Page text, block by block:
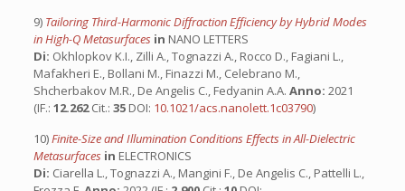
9) Tailoring Third-Harmonic Diffraction Efficiency by Hybrid Modes
in High-Q Metasurfaces in NANO LETTERS
Di: Okhlopkov K.I., Zilli A., Tognazzi A., Rocco D., Fagiani L.,
Mafakheri E., Bollani M., Finazzi M., Celebrano M.,
Shcherbakov M.R., De Angelis C., Fedyanin A.A. Anno: 2021
(IF.: 12.262Cit.: 35 DOI: 10.1021/acs.nanolett.1c03790)
10)Finite-Size and Illumination Conditions Effects in All-Dielectric
Metasurfaces in ELECTRONICS
Di: Ciarella L., Tognazzi A., Mangini F., De Angelis C., Pattelli L.,